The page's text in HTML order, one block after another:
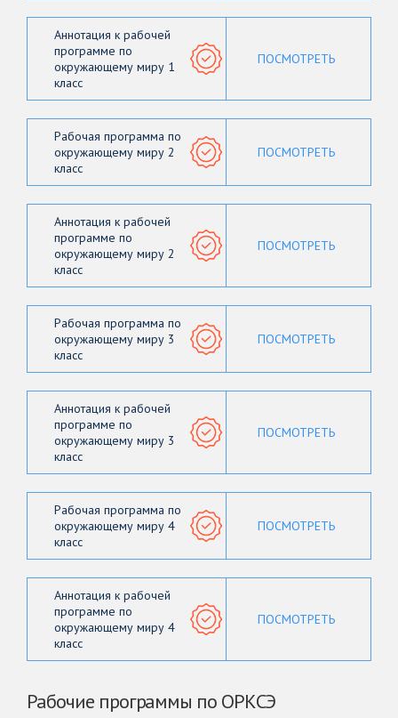
Аннотация к рабочей
программе по
окружающему миру 1
класс
ПОСМОТРЕТЬ
Рабочая программа по
окружающему миру 2
класс
ПОСМОТРЕТЬ
Аннотация к рабочей
программе по
окружающему миру 2
класс
ПОСМОТРЕТЬ
Рабочая программа по
окружающему миру 3
класс
ПОСМОТРЕТЬ
Аннотация к рабочей
программе по
окружающему миру 3
класс
ПОСМОТРЕТЬ
Рабочая программа по
окружающему миру 4
класс
ПОСМОТРЕТЬ
Аннотация к рабочей
программе по
окружающему миру 4
класс
ПОСМОТРЕТЬ
Рабочие программы по ОРКСЭ